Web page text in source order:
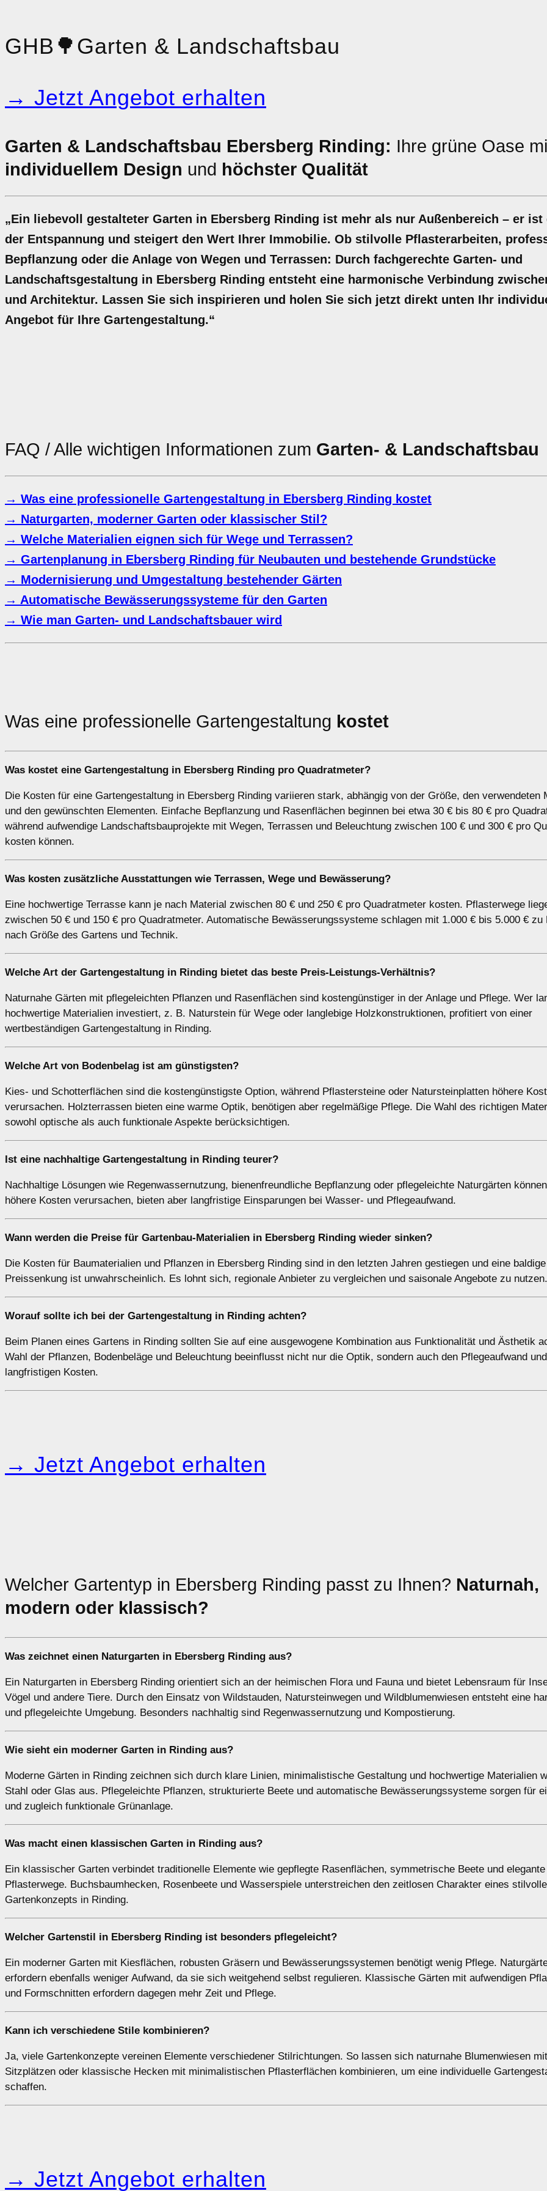
GHB 🌳Garten & Landschaftsbau
→ Jetzt Angebot erhalten
Garten & Landschaftsbau Ebersberg Rinding: Ihre grüne Oase
individuellem Design und höchster Qualität
„Ein liebevoll gestalteter Garten in Ebersberg Rinding ist mehr als nur Außenbereich – er ist
der Entspannung und steigert den Wert Ihrer Immobilie. Ob stilvolle Pflasterarbeiten,
Bepflanzung oder die Anlage von Wegen und Terrassen: Durch fachgerechte Garten- und
Landschaftsgestaltung in Ebersberg Rinding entsteht eine harmonische Verbindung
und Architektur. Lassen Sie sich inspirieren und holen Sie sich jetzt direkt unten Ihr
Angebot für Ihre Gartengestaltung.“
FAQ / Alle wichtigen Informationen zum Garten- & Landschaftsbau
→ Was eine professionelle Gartengestaltung in Ebersberg Rinding kostet
→ Naturgarten, moderner Garten oder klassischer Stil?
→ Welche Materialien eignen sich für Wege und Terrassen?
→ Gartenplanung in Ebersberg Rinding für Neubauten und bestehende Grundstücke
→ Modernisierung und Umgestaltung bestehender Gärten
→ Automatische Bewässerungssysteme für den Garten
→ Wie man Garten- und Landschaftsbauer wird
Was eine professionelle Gartengestaltung kostet
Was kostet eine Gartengestaltung in Ebersberg Rinding pro Quadratmeter?
Die Kosten für eine Gartengestaltung in Ebersberg Rinding variieren stark, abhängig von der Größe, den verwendeten
und den gewünschten Elementen. Einfache Bepflanzung und Rasenflächen beginnen bei etwa 30 € bis 80 € pro
während aufwendige Landschaftsbauprojekte mit Wegen, Terrassen und Beleuchtung zwischen 100 € und 300 € pro
kosten können.
Was kosten zusätzliche Ausstattungen wie Terrassen, Wege und Bewässerung?
Eine hochwertige Terrasse kann je nach Material zwischen 80 € und 250 € pro Quadratmeter kosten. Pflasterwege
zwischen 50 € und 150 € pro Quadratmeter. Automatische Bewässerungssysteme schlagen mit 1.000 € bis 5.000 € zu
nach Größe des Gartens und Technik.
Welche Art der Gartengestaltung in Rinding bietet das beste Preis-Leistungs-Verhältnis?
Naturnahe Gärten mit pflegeleichten Pflanzen und Rasenflächen sind kostengünstiger in der Anlage und Pflege. Wer
hochwertige Materialien investiert, z. B. Naturstein für Wege oder langlebige Holzkonstruktionen, profitiert von einer
wertbeständigen Gartengestaltung in Rinding.
Welche Art von Bodenbelag ist am günstigsten?
Kies- und Schotterflächen sind die kostengünstigste Option, während Pflastersteine oder Natursteinplatten höhere
verursachen. Holzterrassen bieten eine warme Optik, benötigen aber regelmäßige Pflege. Die Wahl des richtigen
sowohl optische als auch funktionale Aspekte berücksichtigen.
Ist eine nachhaltige Gartengestaltung in Rinding teurer?
Nachhaltige Lösungen wie Regenwassernutzung, bienenfreundliche Bepflanzung oder pflegeleichte Naturgärten
höhere Kosten verursachen, bieten aber langfristige Einsparungen bei Wasser- und Pflegeaufwand.
Wann werden die Preise für Gartenbau-Materialien in Ebersberg Rinding wieder sinken?
Die Kosten für Baumaterialien und Pflanzen in Ebersberg Rinding sind in den letzten Jahren gestiegen und eine baldige
Preissenkung ist unwahrscheinlich. Es lohnt sich, regionale Anbieter zu vergleichen und saisonale Angebote zu nutzen.
Worauf sollte ich bei der Gartengestaltung in Rinding achten?
Beim Planen eines Gartens in Rinding sollten Sie auf eine ausgewogene Kombination aus Funktionalität und Ästhetik
Wahl der Pflanzen, Bodenbeläge und Beleuchtung beeinflusst nicht nur die Optik, sondern auch den Pflegeaufwand
langfristigen Kosten.
→ Jetzt Angebot erhalten
Welcher Gartentyp in Ebersberg Rinding passt zu Ihnen? Naturnah,
modern oder klassisch?
Was zeichnet einen Naturgarten in Ebersberg Rinding aus?
Ein Naturgarten in Ebersberg Rinding orientiert sich an der heimischen Flora und Fauna und bietet Lebensraum für
Vögel und andere Tiere. Durch den Einsatz von Wildstauden, Natursteinwegen und Wildblumenwiesen entsteht eine
und pflegeleichte Umgebung. Besonders nachhaltig sind Regenwassernutzung und Kompostierung.
Wie sieht ein moderner Garten in Rinding aus?
Moderne Gärten in Rinding zeichnen sich durch klare Linien, minimalistische Gestaltung und hochwertige Materialien
Stahl oder Glas aus. Pflegeleichte Pflanzen, strukturierte Beete und automatische Bewässerungssysteme sorgen für
und zugleich funktionale Grünanlage.
Was macht einen klassischen Garten in Rinding aus?
Ein klassischer Garten verbindet traditionelle Elemente wie gepflegte Rasenflächen, symmetrische Beete und elegante
Pflasterwege. Buchsbaumhecken, Rosenbeete und Wasserspiele unterstreichen den zeitlosen Charakter eines
Gartenkonzepts in Rinding.
Welcher Gartenstil in Ebersberg Rinding ist besonders pflegeleicht?
Ein moderner Garten mit Kiesflächen, robusten Gräsern und Bewässerungssystemen benötigt wenig Pflege.
erfordern ebenfalls weniger Aufwand, da sie sich weitgehend selbst regulieren. Klassische Gärten mit aufwendigen
und Formschnitten erfordern dagegen mehr Zeit und Pflege.
Kann ich verschiedene Stile kombinieren?
Ja, viele Gartenkonzepte vereinen Elemente verschiedener Stilrichtungen. So lassen sich naturnahe Blumenwiesen
Sitzplätzen oder klassische Hecken mit minimalistischen Pflasterflächen kombinieren, um eine individuelle
schaffen.
→ Jetzt Angebot erhalten